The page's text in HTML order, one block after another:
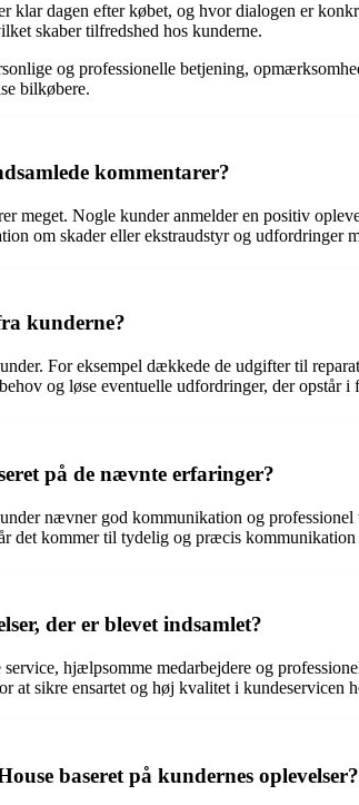
dagen efter købet, og hvor dialogen er
skaber tilfredshed hos kunderne.
og professionelle betjening,
bilkøbere.
kommentarer?
meget. Nogle kunder anmelder en positiv
om skader eller ekstraudstyr og udfordringer
kunderne?
For eksempel dækkede de udgifter til
og løse eventuelle udfordringer, der opstår i
på de nævnte erfaringer?
nævner god kommunikation og
det kommer til tydelig og præcis
der er blevet indsamlet?
hjælpsomme medarbejdere og
at sikre ensartet og høj kvalitet i kundeservicen
baseret på kundernes oplevelser?